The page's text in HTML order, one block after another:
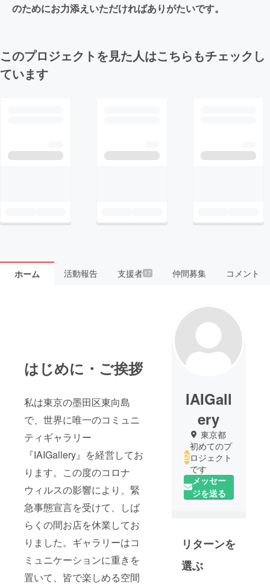
のためにお力添えいただければありがたいです。
このプロジェクトを見た人はこちらもチェックし
ています
ホーム 活動報告 支援者 17 仲間募集 コメント
はじめに・ご挨拶
私は東京の墨田区東向島
で、世界に唯一のコミュニ
ティギャラリー
『IAIGallery』を経営してお
ります。この度のコロナ
ウィルスの影響により、緊
急事態宣言を受けて、しば
らくの間お店を休業してお
りました。ギャラリーはコ
ミュニケーションに重きを
置いて、皆で楽しめる空間
IAIGall
ery
東京都
初めてのプ
ロジェクト
です
メッセー
ジを送る
リターンを
選ぶ